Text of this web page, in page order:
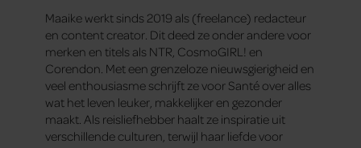
Maaike werkt sinds 2019 als (freelance) redacteur
en content creator. Dit deed ze onder andere voor
merken en titels als NTR, CosmoGIRL! en
Corendon. Met een grenzeloze nieuwsgierigheid en
veel enthousiasme schrijft ze voor Santé over alles
wat het leven leuker, makkelijker en gezonder
maakt. Als reisliefhebber haalt ze inspiratie uit
verschillende culturen, terwijl haar liefde voor